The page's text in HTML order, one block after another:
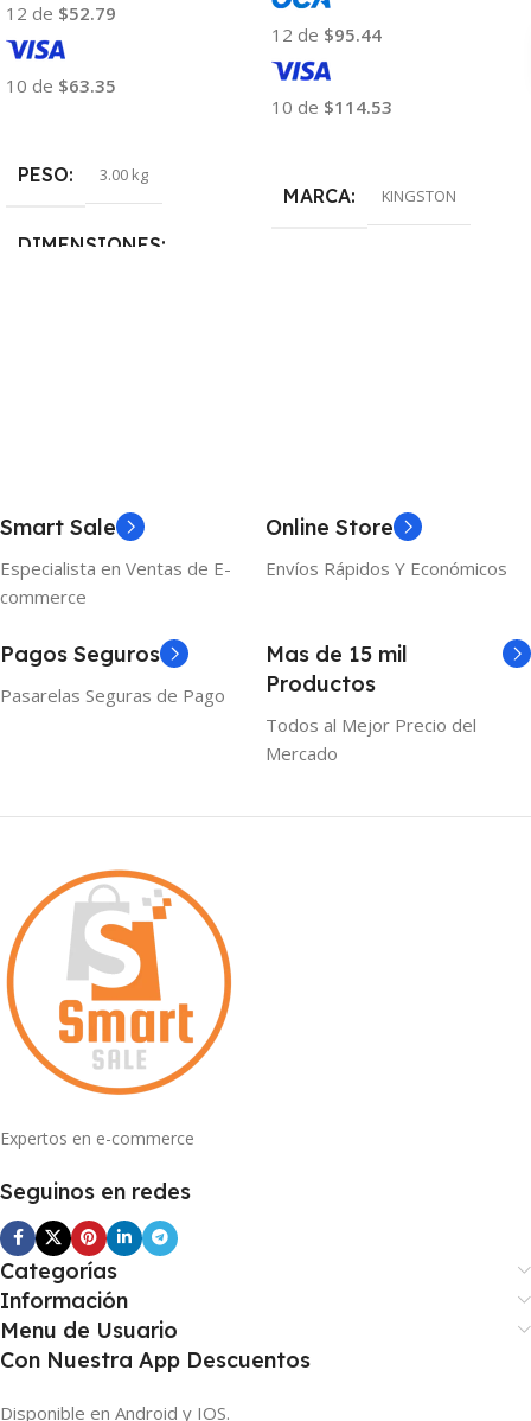
12 de $52.79
10 de $63.35
PESO 3.00 kg
DIMENSIONES
12 de $95.44
10 de $114.53
MARCA KINGSTON
Smart Sale
Especialista en Ventas de E-
commerce
Online Store
Envíos Rápidos Y Económicos
Pagos Seguros
Pasarelas Seguras de Pago
Mas de 15 mil
Productos
Todos al Mejor Precio del
Mercado
Expertos en e-commerce
Seguinos en redes
Categorías
Información
Menu de Usuario
Con Nuestra App Descuentos
Disponible en Android y IOS.